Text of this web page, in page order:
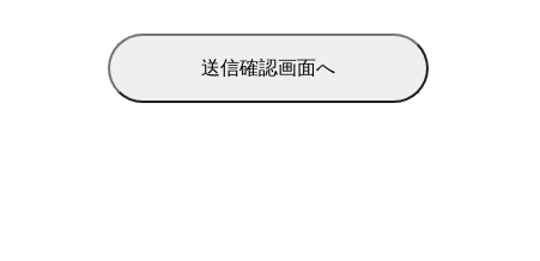
サービス改善
連絡、通知